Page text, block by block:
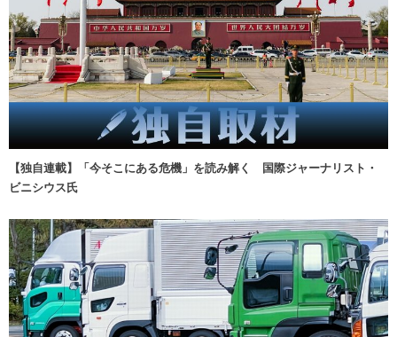
【独自連載】「今そこにある危機」を読み解く 国際ジャーナリスト・
ビニシウス氏